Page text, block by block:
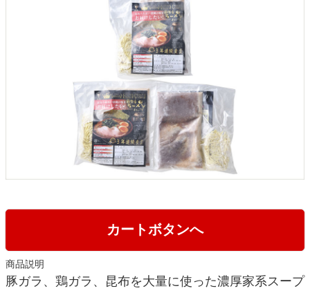
カートボタンへ
商品説明
豚ガラ、鶏ガラ、昆布を大量に使った濃厚家系スープ